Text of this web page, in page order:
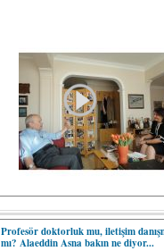
Profesör doktorluk mu, iletişim
mı? Alaeddin Asna bakın ne diyor...